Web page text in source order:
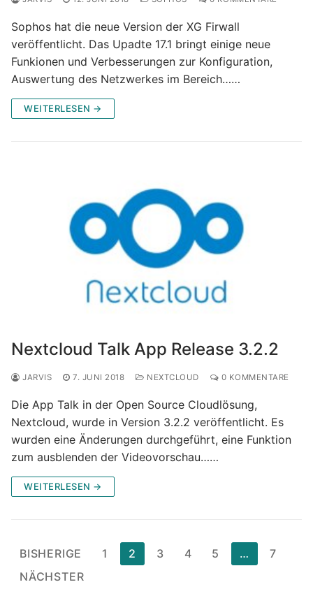
Sophos hat die neue Version der XG Firwall
veröffentlicht. Das Upadte 17.1 bringt einige neue
Funkionen und Verbesserungen zur Konfiguration,
Auswertung des Netzwerkes im Bereich……
WEITERLESEN →
Nextcloud Talk App Release 3.2.2
JARVIS 7. JUNI 2018 NEXTCLOUD 0 KOMMENTARE
Die App Talk in der Open Source Cloudlösung,
Nextcloud, wurde in Version 3.2.2 veröffentlicht. Es
wurden eine Änderungen durchgeführt, eine Funktion
zum ausblenden der Videovorschau……
WEITERLESEN →
Seitennummerierung
der
BISHERIGE 1 2 3 4 5 …
7
NÄCHSTER